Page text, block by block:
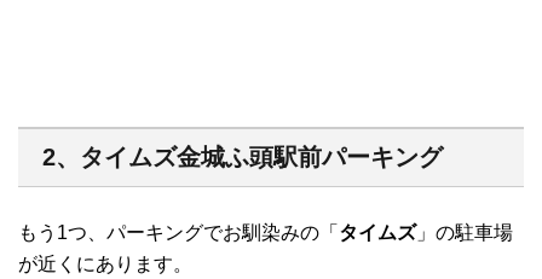
2、タイムズ金城ふ頭駅前パーキング
もう1つ、パーキングでお馴染みの「 タイムズ」の駐車場
が近くにあります。